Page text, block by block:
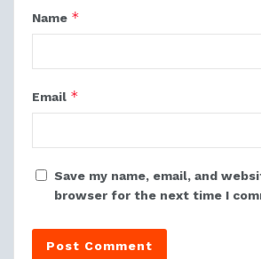
Name *
Email *
Save my name, email, and
browser for the next time I